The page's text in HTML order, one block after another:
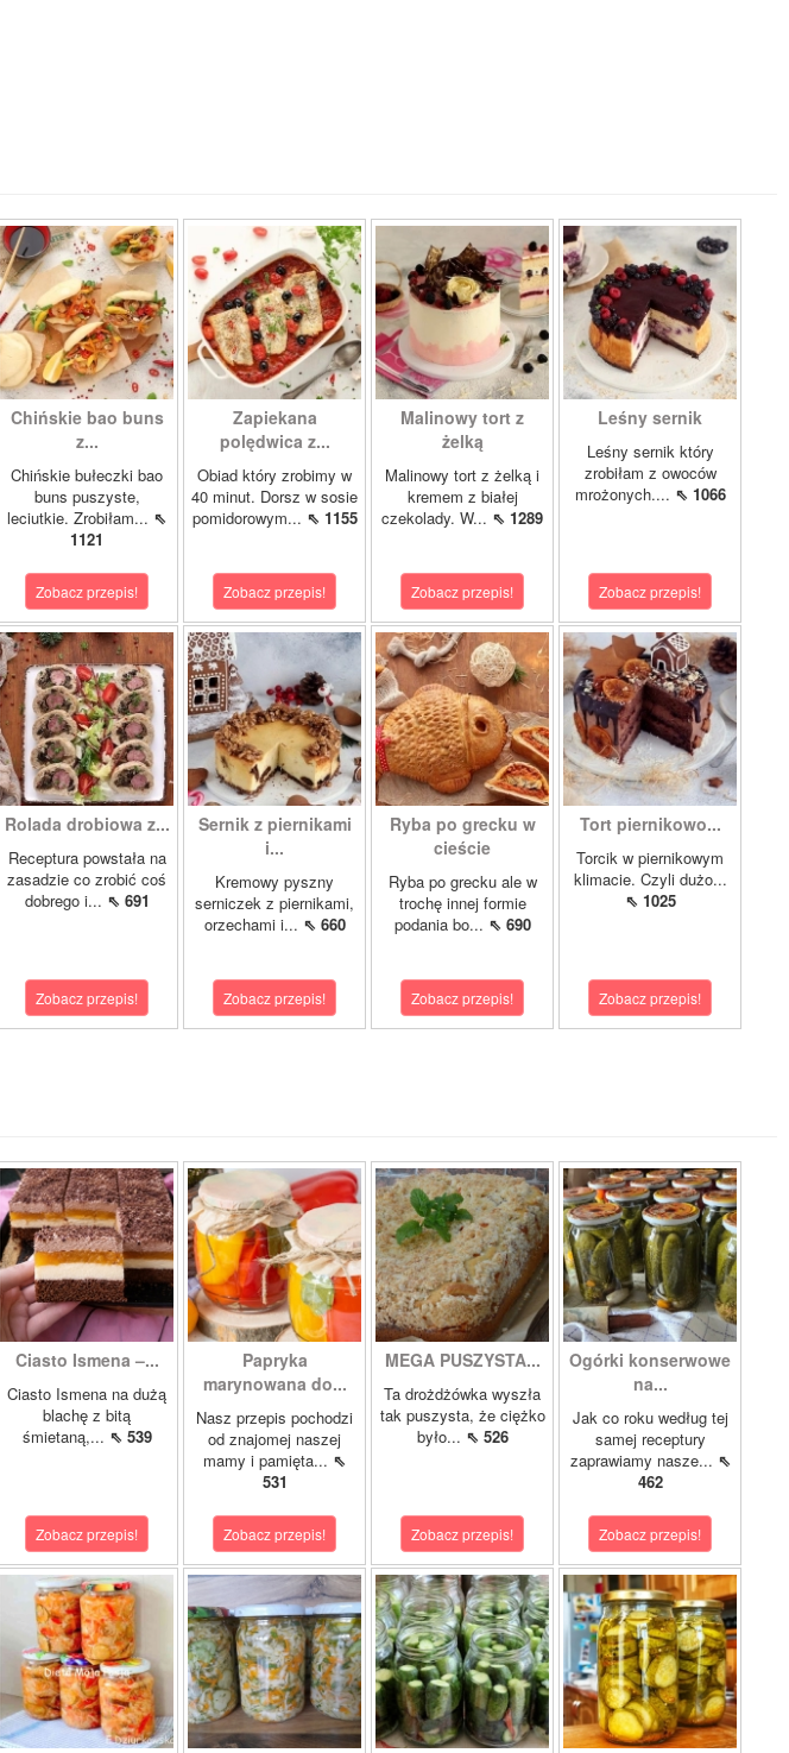
Chińskie bao buns
z...
Chińskie bułeczki bao
buns puszyste,
leciutkie. Zrobiłam... ⇖
1121
Zobacz przepis!
Zapiekana
polędwica z...
Obiad który zrobimy w
40 minut. Dorsz w sosie
pomidorowym... ⇖ 1155
Zobacz przepis!
Malinowy tort z
żelką
Malinowy tort z żelką i
kremem z białej
czekolady. W... ⇖ 1289
Zobacz przepis!
Leśny sernik
Leśny sernik który
zrobiłam z owoców
mrożonych.... ⇖ 1066
Zobacz przepis!
Rolada drobiowa z...
Receptura powstała na
zasadzie co zrobić coś
dobrego i... ⇖ 691
Zobacz przepis!
Sernik z piernikami
i...
Kremowy pyszny
serniczek z piernikami,
orzechami i... ⇖ 660
Zobacz przepis!
Ryba po grecku w
cieście
Ryba po grecku ale w
trochę innej formie
podania bo... ⇖ 690
Zobacz przepis!
Tort piernikowo...
Torcik w piernikowym
klimacie. Czyli dużo...
⇖ 1025
Zobacz przepis!
Ciasto Ismena –...
Ciasto Ismena na dużą
blachę z bitą
śmietaną,... ⇖ 539
Zobacz przepis!
Papryka
marynowana do...
Nasz przepis pochodzi
od znajomej naszej
mamy i pamięta... ⇖
531
Zobacz przepis!
MEGA PUSZYSTA...
Ta drożdżówka wyszła
tak puszysta, że ciężko
było... ⇖ 526
Zobacz przepis!
Ogórki konserwowe
na...
Jak co roku według tej
samej receptury
zaprawiamy nasze... ⇖
462
Zobacz przepis!